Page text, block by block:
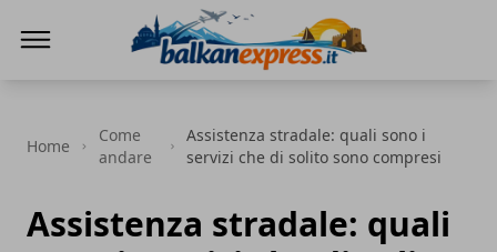
Home
Come
andare
Assistenza stradale: quali sono i
servizi che di solito sono compresi
Assistenza stradale: quali